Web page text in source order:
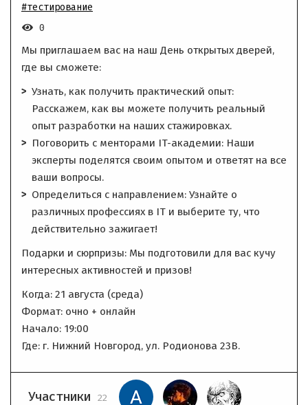
#тестирование
0
Мы приглашаем вас на наш День открытых дверей,
где вы сможете:
Узнать, как получить практический опыт:
Расскажем, как вы можете получить реальный
опыт разработки на наших стажировках.
Поговорить с менторами IT-академии: Наши
эксперты поделятся своим опытом и ответят на все
ваши вопросы.
Определиться с направлением: Узнайте о
различных профессиях в IT и выберите ту, что
действительно зажигает!
Подарки и сюрпризы: Мы подготовили для вас кучу
интересных активностей и призов!
Когда: 21 августа (среда)
Формат: очно + онлайн
Начало: 19:00
Где: г. Нижний Новгород, ул. Родионова 23В.
Участники 22